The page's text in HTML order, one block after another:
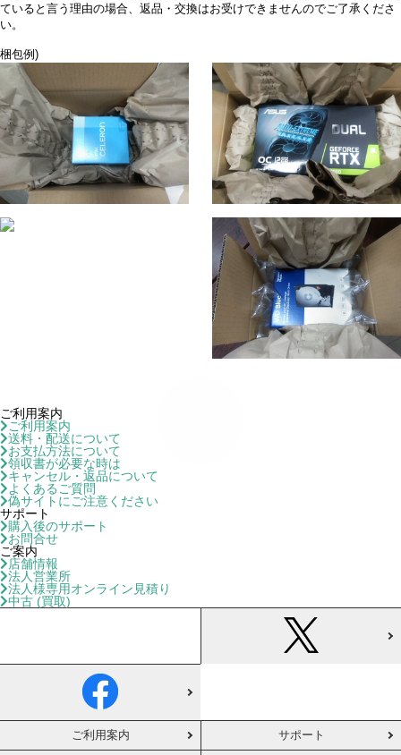
ていると言う理由の場合、返品・交換はお受けできませんのでご了承くださ
い。
梱包例)
ご利用案内
ご利用案内
送料・配送について
お支払方法について
領収書が必要な時は
キャンセル・返品について
よくあるご質問
偽サイトにご注意ください
サポート
購入後のサポート
お問合せ
ご案内
店舗情報
法人営業所
法人様専用オンライン見積り
中古 (買取)
ご利用案内 サポート